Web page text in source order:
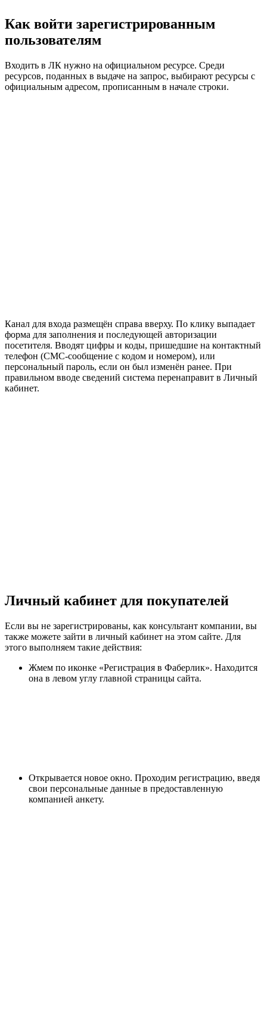
Как войти зарегистрированным
пользователям
Входить в ЛК нужно на официальном ресурсе. Среди
ресурсов, поданных в выдаче на запрос, выбирают ресурсы с
официальным адресом, прописанным в начале строки.
Канал для входа размещён справа вверху. По клику выпадает
форма для заполнения и последующей авторизации
посетителя. Вводят цифры и коды, пришедшие на контактный
телефон (СМС-сообщение с кодом и номером), или
персональный пароль, если он был изменён ранее. При
правильном вводе сведений система перенаправит в Личный
кабинет.
Личный кабинет для покупателей
Если вы не зарегистрированы, как консультант компании, вы
также можете зайти в личный кабинет на этом сайте. Для
этого выполняем такие действия:
Жмем по иконке «Регистрация в Фаберлик». Находится
она в левом углу главной страницы сайта.
Открывается новое окно. Проходим регистрацию, введя
свои персональные данные в предоставленную
компанией анкету.